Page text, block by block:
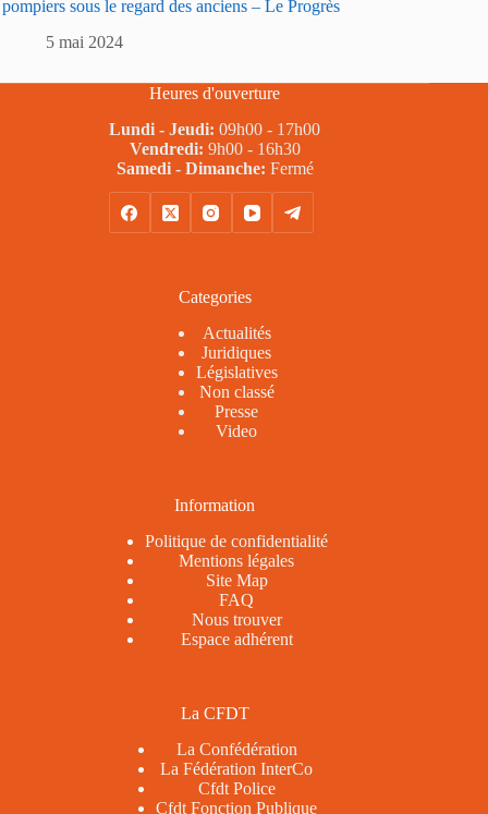
pompiers sous le regard des anciens – Le Progrès
5 mai 2024
Heures d'ouverture
Lundi - Jeudi: 09h00 - 17h00
Vendredi: 9h00 - 16h30
Samedi - Dimanche: Fermé
Categories
Actualités
Juridiques
Législatives
Non classé
Presse
Video
Information
Politique de confidentialité
Mentions légales
Site Map
FAQ
Nous trouver
Espace adhérent
La CFDT
La Confédération
La Fédération InterCo
Cfdt Police
Cfdt Fonction Publique